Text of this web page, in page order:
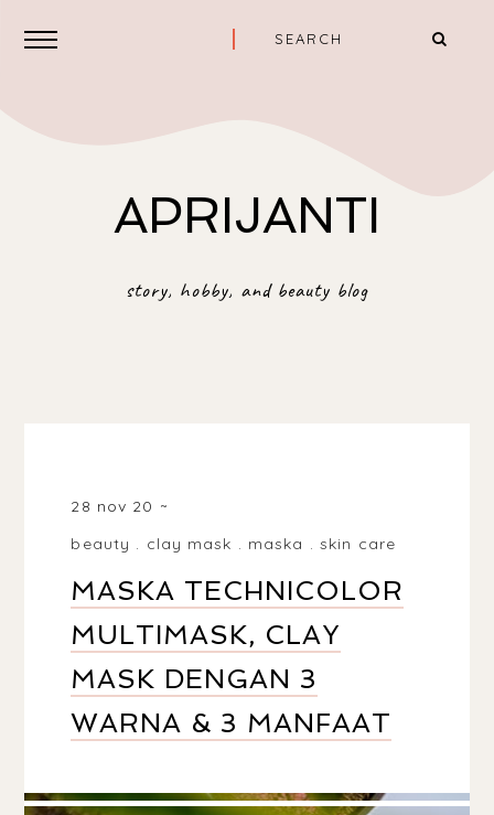
APRIJANTI
story, hobby, and beauty blog
28 nov 20
beauty . clay mask . maska . skin care
MASKA TECHNICOLOR
MULTIMASK, CLAY
MASK DENGAN 3
WARNA & 3 MANFAAT